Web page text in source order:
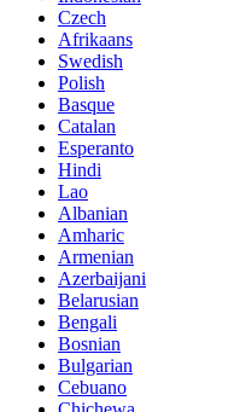
Czech
Afrikaans
Swedish
Polish
Basque
Catalan
Esperanto
Hindi
Lao
Albanian
Amharic
Armenian
Azerbaijani
Belarusian
Bengali
Bosnian
Bulgarian
Cebuano